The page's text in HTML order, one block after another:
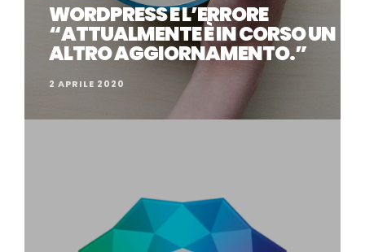
WORDPRESS E L’ERRORE
“ATTUALMENTE È IN CORSO UN
ALTRO AGGIORNAMENTO.”
2 APRILE 2020